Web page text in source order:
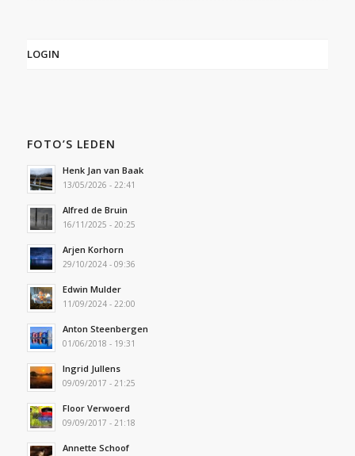
LOGIN
FOTO’S LEDEN
Henk Jan van Baak
13/05/2026 - 22:41
Alfred de Bruin
16/11/2025 - 20:25
Arjen Korhorn
29/10/2024 - 09:36
Edwin Mulder
11/09/2024 - 22:00
Anton Steenbergen
01/06/2018 - 19:31
Ingrid Jullens
09/09/2017 - 21:25
Floor Verwoerd
09/09/2017 - 21:18
Annette Schoof